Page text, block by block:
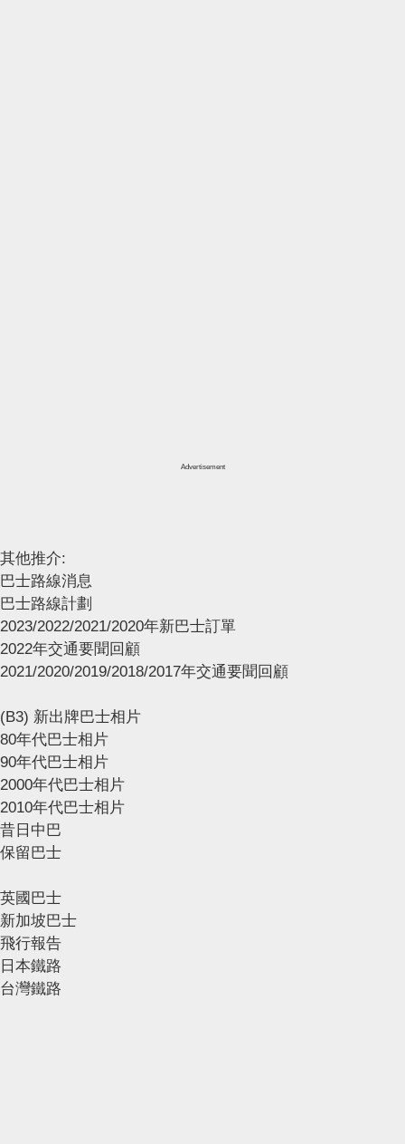
Advertisement
其他推介:
巴士路線消息
巴士路線計劃
2023/2022/2021/2020年新巴士訂單
2022年交通要聞回顧
2021/2020/2019/2018/2017年交通要聞回顧
(B3) 新出牌巴士相片
80年代巴士相片
90年代巴士相片
2000年代巴士相片
2010年代巴士相片
昔日中巴
保留巴士
英國巴士
新加坡巴士
飛行報告
日本鐵路
台灣鐵路